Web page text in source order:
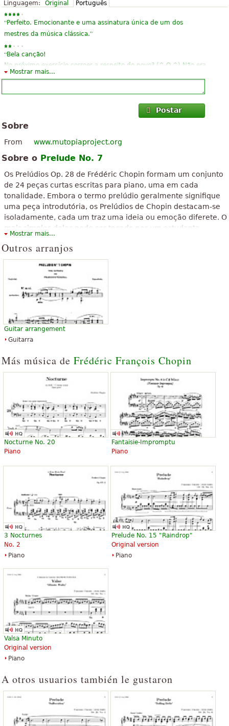
Linguagem: Original Português
“Perfeito. Emocionante e uma assinatura única de um dos
mestres da música clássica.”
“Bela canção!
No próximo exercício corroer a respeito do povo? (^ O ^) Não era
“ ”
Mostrar mais...
Postar
Sobre
From www.mutopiaproject.org
Sobre o Prelude No. 7
Os Prelúdios Op. 28 de Frédéric Chopin formam um conjunto
de 24 peças curtas escritas para piano, uma em cada
tonalidade. Embora o termo prelúdio geralmente signifique
uma peça introdutória, os Prelúdios de Chopin destacam-se
isoladamente, cada um traz uma ideia ou emoção diferete. O
mais simples deles pode ser tocado por um estudante
intermediário, enquanto o mais difícil costuma ser também a
peça mais difícil no repertório de um solista de piano.
O texto acima está disponível sob licença de Creative Commons
Attribution-ShareAlike. Faz uso de material contido em artigo do
Mostrar mais...
Outros arranjos
Guitar arrangement
Guitarra
Más música de Frédéric François Chopin
Nocturne No. 20
Piano
Fantaisie-Impromptu
Piano
3 Nocturnes
No. 2
Piano
Prelude No. 15 "Raindrop"
Original version
Piano
Valsa Minuto
Original version
Piano
A otros usuarios también le gustaron